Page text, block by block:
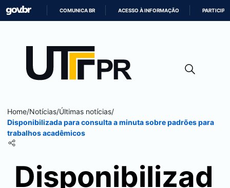
CONTEÚDO
COMUNICA BR ACESSO À INFORMAÇÃO PARTICIPE
Home/Notícias/Últimas notícias/
Disponibilizada para consulta a minuta sobre padrões para
trabalhos acadêmicos
Disponibilizad